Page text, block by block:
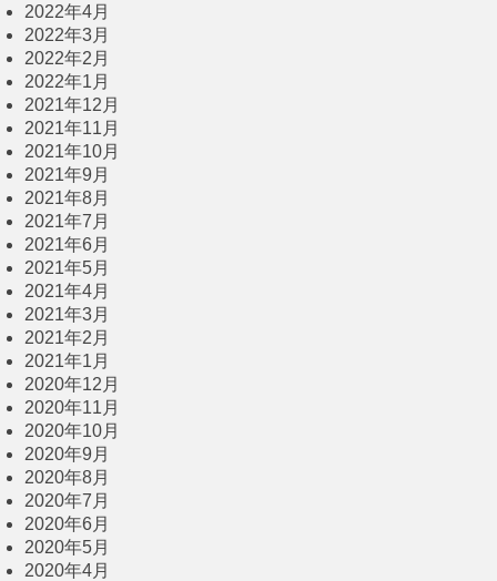
2022年4月
2022年3月
2022年2月
2022年1月
2021年12月
2021年11月
2021年10月
2021年9月
2021年8月
2021年7月
2021年6月
2021年5月
2021年4月
2021年3月
2021年2月
2021年1月
2020年12月
2020年11月
2020年10月
2020年9月
2020年8月
2020年7月
2020年6月
2020年5月
2020年4月